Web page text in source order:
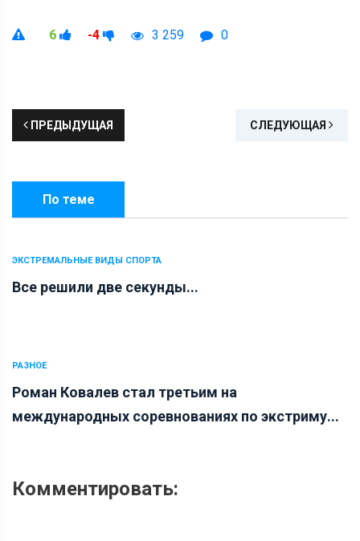
6 -4 3 259 0
ПРЕДЫДУЩАЯ СЛЕДУЮЩАЯ
По теме
ЭКСТРЕМАЛЬНЫЕ ВИДЫ СПОРТА
Все решили две секунды...
РАЗНОЕ
Роман Ковалев стал третьим на
международных соревнованиях по экстриму...
Комментировать: